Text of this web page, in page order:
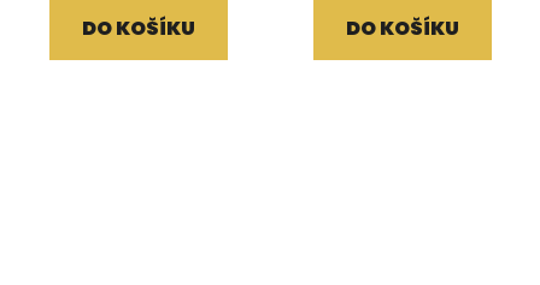
DO KOŠÍKU DO KOŠÍKU